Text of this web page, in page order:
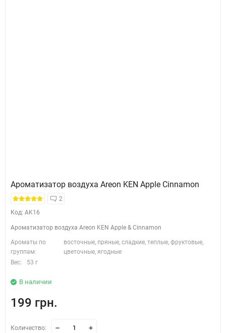
Ароматизатор воздуха Areon KEN Apple Cinnamon
2
Код: AK16
Ароматизатор воздуха Areon KEN Apple & Cinnamon
Ароматы по
группам:
восточные, пряные, сладкие, теплые, фруктовые,
цветочные, ягодные
Вес:
53 г
В наличии
199 грн.
Количество: